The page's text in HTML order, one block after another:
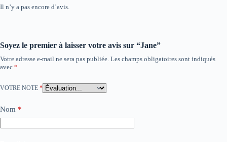
Il n’y a pas encore d’avis.
Soyez le premier à laisser votre avis sur “Jane”
Votre adresse e-mail ne sera pas publiée. Les champs obligatoires sont indiqués
avec *
VOTRE NOTE *
Nom *